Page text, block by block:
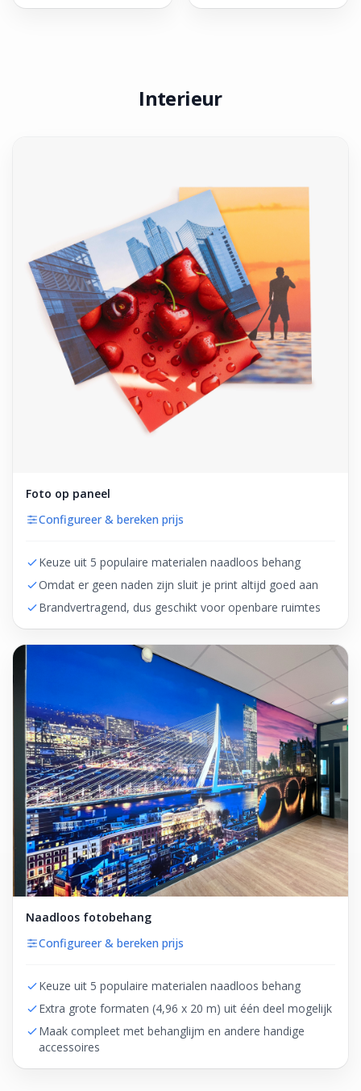
Interieur
Foto op paneel
Configureer & bereken prijs
Keuze uit 5 populaire materialen naadloos behang
Omdat er geen naden zijn sluit je print altijd goed aan
Brandvertragend, dus geschikt voor openbare ruimtes
Naadloos fotobehang
Configureer & bereken prijs
Keuze uit 5 populaire materialen naadloos behang
Extra grote formaten (4,96 x 20 m) uit één deel mogelijk
Maak compleet met behanglijm en andere handige
accessoires